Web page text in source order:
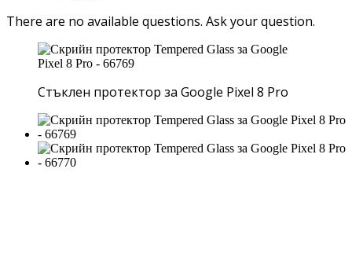
There are no available questions. Ask your question.
Стъклен протектор за Google Pixel 8 Pro